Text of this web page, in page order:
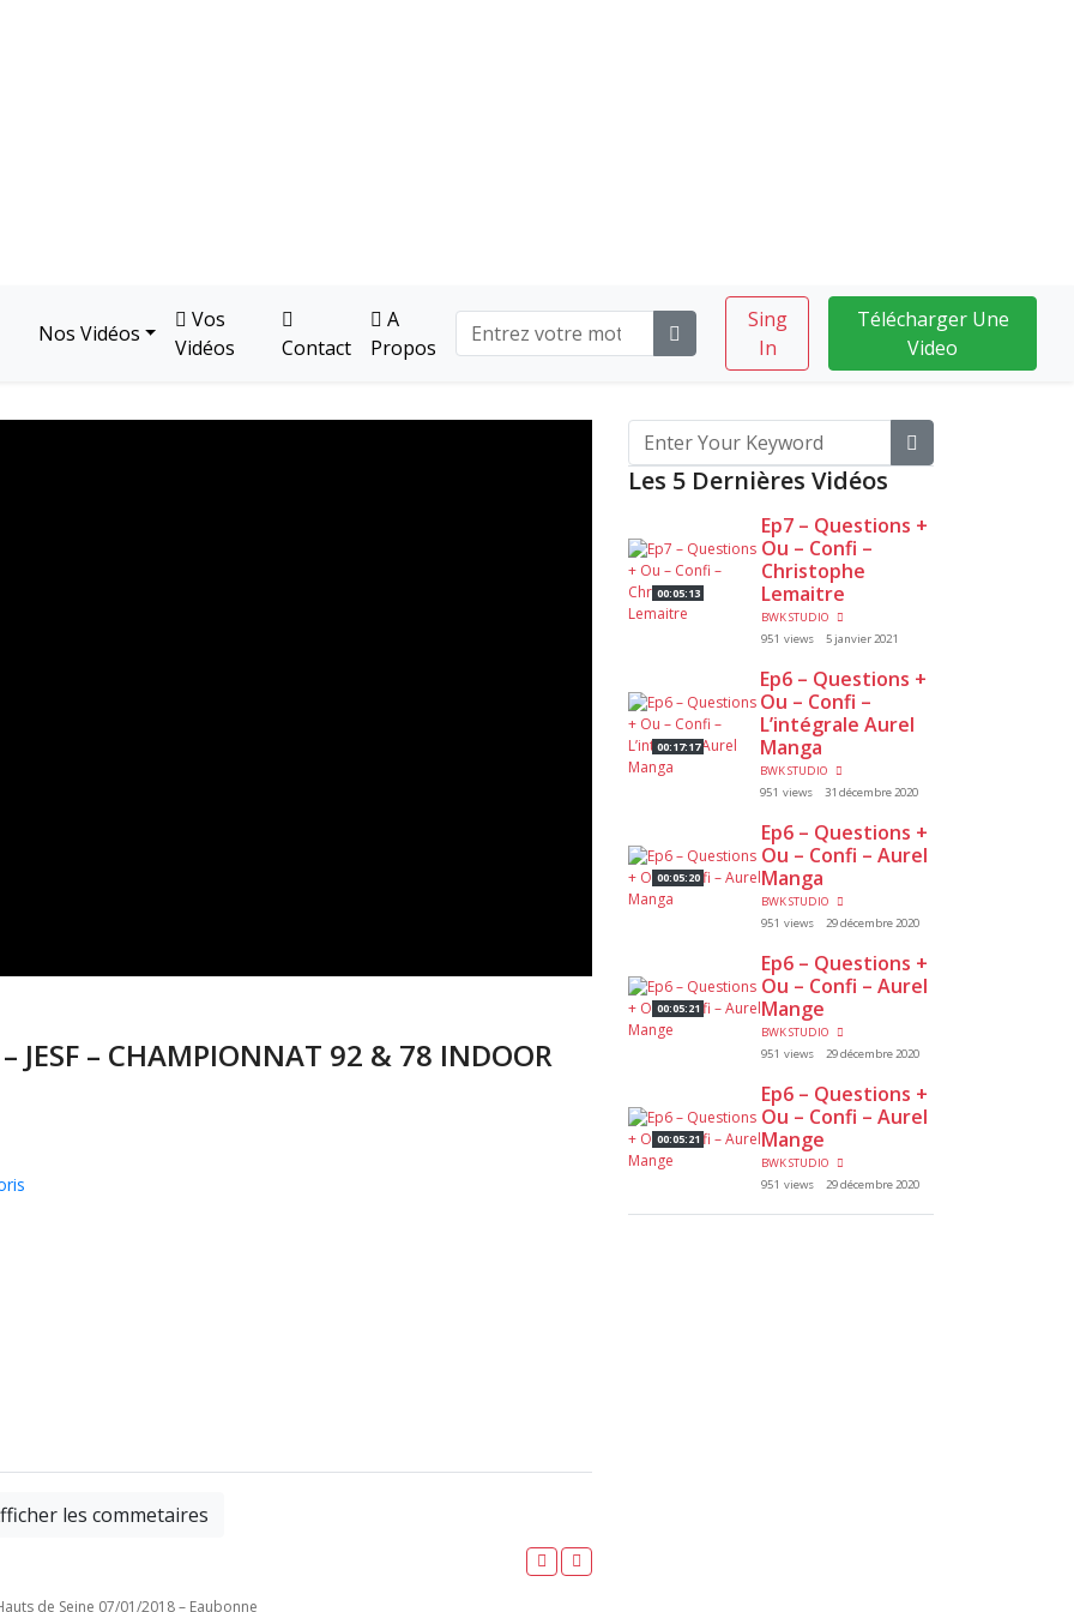
Nos Vidéos
Vos
Vidéos
Contact
A
Propos
Sing
In
Télécharger Une
Video
JESF – CHAMPIONNAT 92 & 78 INDOOR
les commetaires
Les 5 Dernières Vidéos
00:05:13
Ep7 – Questions +
Ou – Confi –
Christophe
Lemaitre
BWK STUDIO
951 views
5 janvier 2021
00:17:17
Ep6 – Questions +
Ou – Confi –
L’intégrale Aurel
Manga
BWK STUDIO
951 views
31 décembre 2020
00:05:20
Ep6 – Questions +
Ou – Confi – Aurel
Manga
BWK STUDIO
951 views
29 décembre 2020
00:05:21
Ep6 – Questions +
Ou – Confi – Aurel
Mange
BWK STUDIO
951 views
29 décembre 2020
00:05:21
Ep6 – Questions +
Ou – Confi – Aurel
Mange
BWK STUDIO
951 views
29 décembre 2020